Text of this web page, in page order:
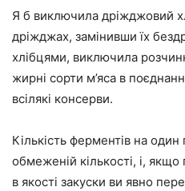
Я б виключила дріжджовий
дріжджах, замінивши їх
хлібцями, виключила
жирні сорти м’яса в
всілякі консерви.
Кількість ферментів на
обмеженій кількості, і, якщо
в якості закуски ви явно